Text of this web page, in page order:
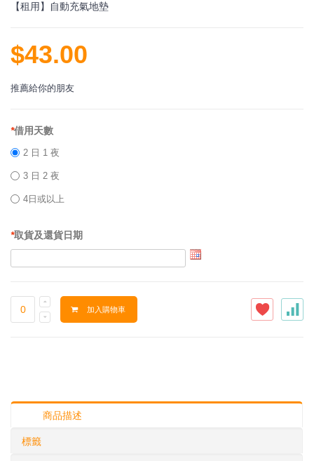
【租用】自動充氣地墊
$43.00
推薦給你的朋友
*借用天數
2 日 1 夜
3 日 2 夜
4日或以上
*取貨及還貨日期
加入購物車
商品描述
標籤